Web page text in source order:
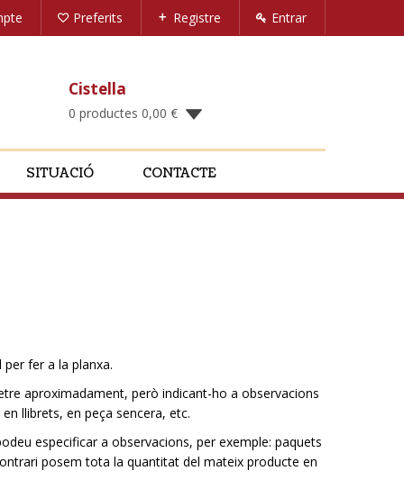
Preferits Registre Entrar
Cistella
0 productes 0,00 €
SITUACIÓ CONTACTE
fer a la planxa.
aproximadament, però indicant-ho a observacions
llibrets, en peça sencera, etc.
especificar a observacions, per exemple: paquets
posem tota la quantitat del mateix producte en